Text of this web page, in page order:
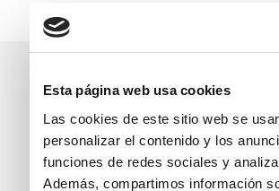
Esta página web usa cookies
Las cookies de este sitio web se
personalizar el contenido y los
funciones de redes sociales y
Además, compartimos información
Precio normal:
S/ 739.00 2x1
Llévate a:
S/ 00
S/ 443.40
S/ 549.00
Llévate a:
S/
S/ 329 .40